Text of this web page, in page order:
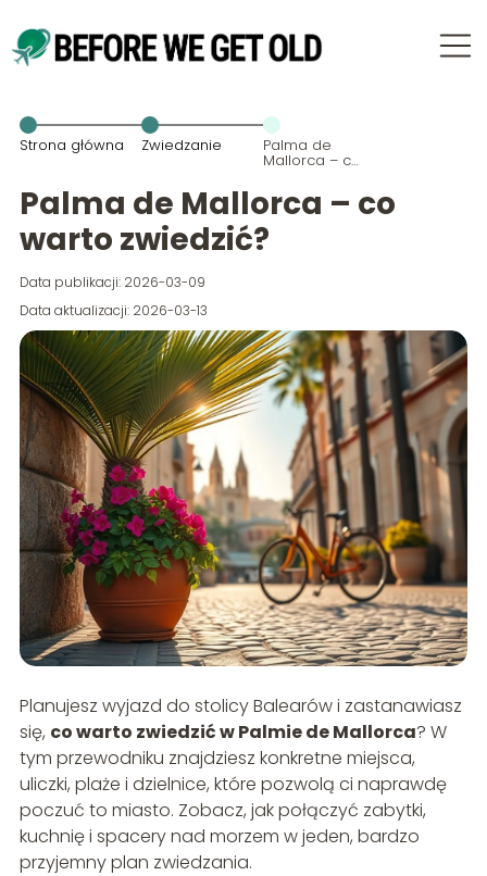
Strona główna Zwiedzanie Palma de
Mallorca – co
Palma de Mallorca – co
warto zwiedzić?
Data publikacji: 2026-03-09
Data aktualizacji: 2026-03-13
Planujesz wyjazd do stolicy Balearów i zastanawiasz
się, co warto zwiedzić w Palmie de Mallorca? W
tym przewodniku znajdziesz konkretne miejsca,
uliczki, plaże i dzielnice, które pozwolą ci naprawdę
poczuć to miasto. Zobacz, jak połączyć zabytki,
kuchnię i spacery nad morzem w jeden, bardzo
przyjemny plan zwiedzania.